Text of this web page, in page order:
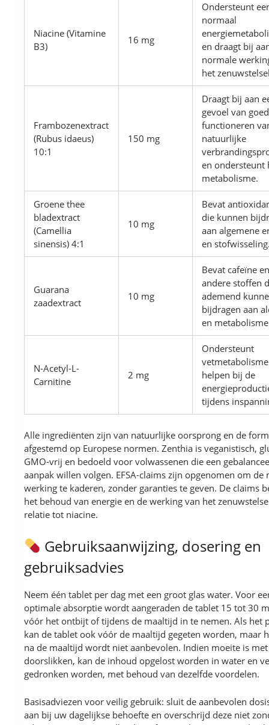
Niacine (Vitamine
B3)
16 mg
Ondersteunt
normaal
en draagt bij
normale
het
Frambozenextract
(Rubus idaeus)
10:1
150 mg
Draagt bij aan
gevoel van goed
functioneren
natuurlijke
en ondersteunt
metabolisme.
Groene thee
bladextract
(Camellia
sinensis) 4:1
10 mg
Bevat
die kunnen
aan algemene
en
Guarana
zaadextract
10 mg
Bevat cafeïne
andere stoffen
ademend
bijdragen aan
en
N-Acetyl-L-
Carnitine
2 mg
Ondersteunt
helpen bij de
tijdens
Alle ingrediënten zijn van natuurlijke oorsprong en de
afgestemd op Europese normen. Zenthia is veganistisch,
GMO-vrij en bedoeld voor volwassenen die een
aanpak willen volgen. EFSA-claims zijn opgenomen om de
werking te kaderen, zonder garanties te geven. De claims
het behoud van energie en de werking van het
relatie tot niacine.
Gebruiksaanwijzing, dosering en
gebruiksadvies
Neem één tablet per dag met een groot glas water. Voor
optimale absorptie wordt aangeraden de tablet 15 tot 30
vóór het ontbijt of tijdens de maaltijd in te nemen. Als het
kan de tablet ook vóór de maaltijd gegeten worden, maar
na de maaltijd wordt niet aanbevolen. Indien moeite is
doorslikken, kan de inhoud opgelost worden in water en
gedronken worden, met behoud van dezelfde voordelen.
Basisadviezen voor veilig gebruik: sluit de aanbevolen
aan bij uw dagelijkse behoefte en overschrijd deze niet